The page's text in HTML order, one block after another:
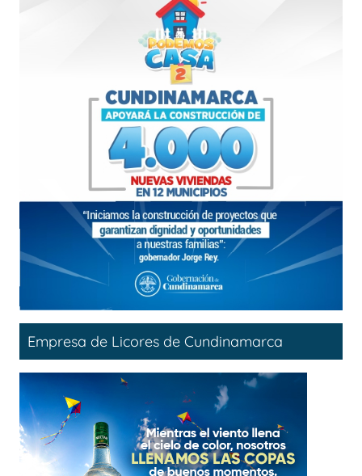
Empresa de Licores de Cundinamarca